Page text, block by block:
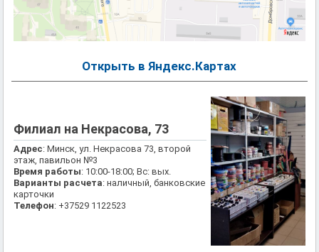
Открыть в Яндекс.Картах
Филиал на Некрасова, 73
Адрес: Минск, ул. Некрасова 73, второй
этаж, павильон №3
Время работы: 10:00-18:00; Вс: вых.
Варианты расчета: наличный, банковские
карточки
Телефон: +37529 1122523